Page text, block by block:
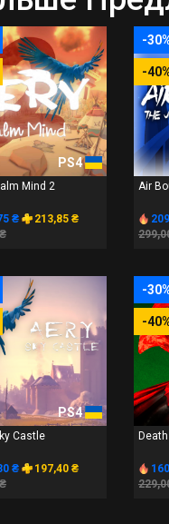
PS4
Mind 2
₴
213,85 ₴
-
-
Air
PS4
Castle
₴
197,40 ₴
-
-